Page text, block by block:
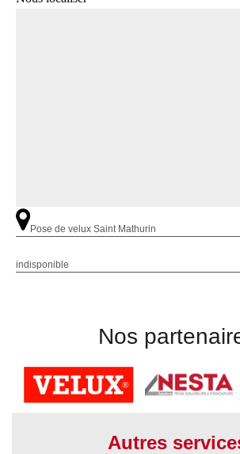
Pose de velux Saint Mathurin
indisponible
Nos
Autres